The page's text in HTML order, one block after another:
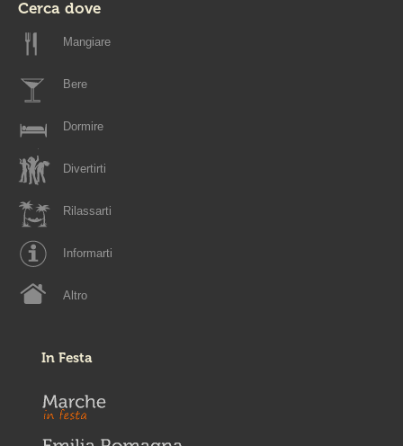
Cerca dove
Mangiare
Bere
Dormire
Divertirti
Rilassarti
Informarti
Altro
In Festa